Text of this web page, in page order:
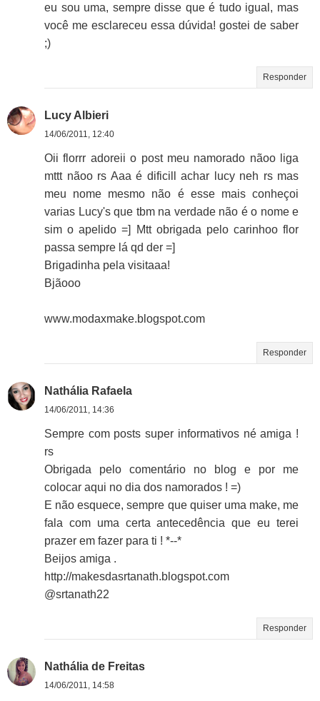
eu sou uma, sempre disse que é tudo igual, mas
você me esclareceu essa dúvida! gostei de saber
;)
Responder
Lucy Albieri
14/06/2011, 12:40
Oii florrr adoreii o post meu namorado nãoo liga
mttt nãoo rs Aaa é dificill achar lucy neh rs mas
meu nome mesmo não é esse mais conheçoi
varias Lucy's que tbm na verdade não é o nome e
sim o apelido =] Mtt obrigada pelo carinhoo flor
passa sempre lá qd der =]
Brigadinha pela visitaaa!
Bjãooo
www.modaxmake.blogspot.com
Responder
Nathália Rafaela
14/06/2011, 14:36
Sempre com posts super informativos né amiga !
rs
Obrigada pelo comentário no blog e por me
colocar aqui no dia dos namorados ! =)
E não esquece, sempre que quiser uma make, me
fala com uma certa antecedência que eu terei
prazer em fazer para ti ! *--*
Beijos amiga .
http://makesdasrtanath.blogspot.com
@srtanath22
Responder
Nathália de Freitas
14/06/2011, 14:58